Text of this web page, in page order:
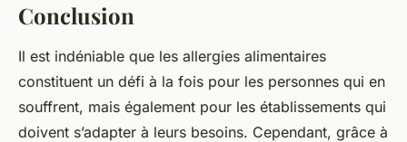
Conclusion
Il est indéniable que les allergies alimentaires
constituent un défi à la fois pour les personnes qui en
souffrent, mais également pour les établissements qui
doivent s’adapter à leurs besoins. Cependant, grâce à